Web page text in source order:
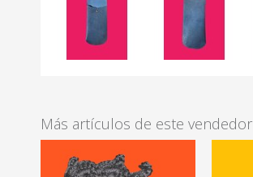
Más artículos de este vendedor